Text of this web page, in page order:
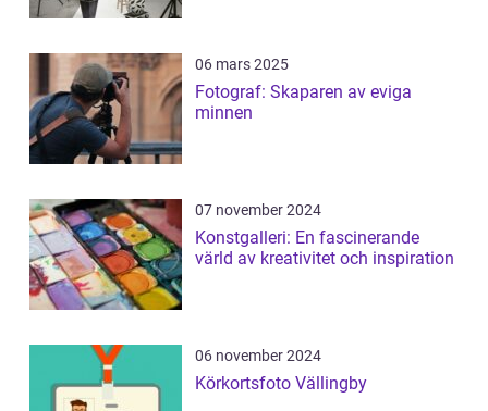
06 mars 2025
Fotograf: Skaparen av eviga
minnen
07 november 2024
Konstgalleri: En fascinerande
värld av kreativitet och inspiration
06 november 2024
Körkortsfoto Vällingby